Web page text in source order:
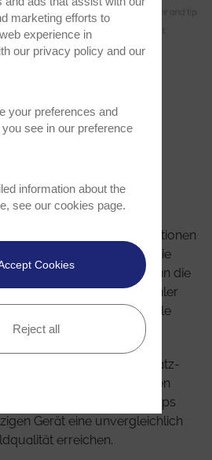
Mikroskopie
Imaging
ist eine außergewöhnliche
chemische Raman Informationen
Nahfeld-Mikroskopie
ermöglicht Nahfeld-Raman die
hochauflösender, konfokaler
lässt sich eine laterale
nm erreichen.
eines Hochdurchsatz-
mit der Cantilever-basierten
Raman-SNOM-Mikroskops
Gerät eine unvergleichlich
erreichen.
marketing efforts to
experience in
our privacy policy and our
your preferences and
see in our preference
information about the
see our cookies page.
Cookies
Reject all